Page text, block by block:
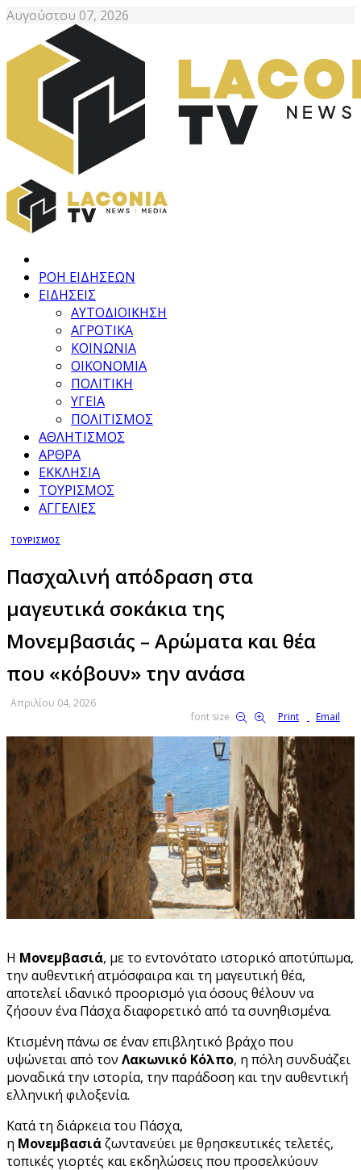
Αυγούστου 07, 2026
ΡΟΗ ΕΙΔΗΣΕΩΝ
ΕΙΔΗΣΕΙΣ
ΑΥΤΟΔΙΟΙΚΗΣΗ
ΑΓΡΟΤΙΚΑ
ΚΟΙΝΩΝΙΑ
ΟΙΚΟΝΟΜΙΑ
ΠΟΛΙΤΙΚΗ
ΥΓΕΙΑ
ΠΟΛΙΤΙΣΜΟΣ
ΑΘΛΗΤΙΣΜΟΣ
ΑΡΘΡΑ
ΕΚΚΛΗΣΙΑ
ΤΟΥΡΙΣΜΟΣ
ΑΓΓΕΛΙΕΣ
ΤΟΥΡΙΣΜΟΣ
Πασχαλινή απόδραση στα
μαγευτικά σοκάκια της
Μονεμβασιάς – Αρώματα και θέα
που «κόβουν» την ανάσα
Απριλίου 04, 2026
font size
Print Email
Η Μονεμβασιά, με το εντονότατο ιστορικό αποτύπωμα,
την αυθεντική ατμόσφαιρα και τη μαγευτική θέα,
αποτελεί ιδανικό προορισμό για όσους θέλουν να
ζήσουν ένα Πάσχα διαφορετικό από τα συνηθισμένα.
Κτισμένη πάνω σε έναν επιβλητικό βράχο που
υψώνεται από τον Λακωνικό Κόλπο, η πόλη συνδυάζει
μοναδικά την ιστορία, την παράδοση και την αυθεντική
ελληνική φιλοξενία.
Κατά τη διάρκεια του Πάσχα,
η Μονεμβασιάζωντανεύει με θρησκευτικές τελετές,
τοπικές γιορτές και εκδηλώσεις που προσελκύουν